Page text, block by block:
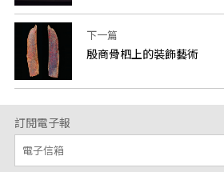
下一篇
殷商骨柶上的裝飾藝術
訂閱電子報